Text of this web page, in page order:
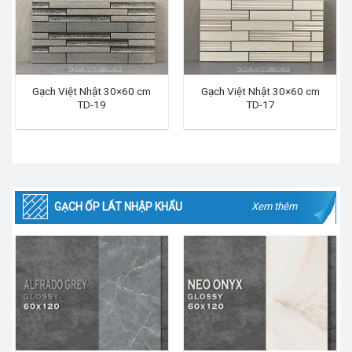
Gạch Việt Nhật 30×60 cm
TD-19
Gạch Việt Nhật 30×60 cm
TD-17
GẠCH ỐP LÁT NHẬP KHẨU Xem thêm